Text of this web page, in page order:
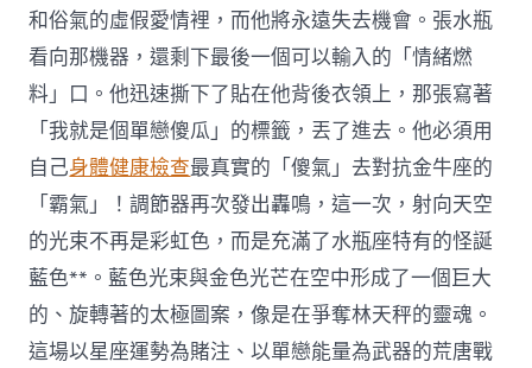
和俗氣的虛假愛情裡，而他將永遠失去機會。張水瓶
看向那機器，還剩下最後一個可以輸入的「情緒燃
料」口。他迅速撕下了貼在他背後衣領上，那張寫著
「我就是個單戀傻瓜」的標籤，丟了進去。他必須用
自己身體健康檢查最真實的「傻氣」去對抗金牛座的
「霸氣」！調節器再次發出轟鳴，這一次，射向天空
的光束不再是彩虹色，而是充滿了水瓶座特有的怪誕
藍色**。藍色光束與金色光芒在空中形成了一個巨大
的、旋轉著的太極圖案，像是在爭奪林天秤的靈魂。
這場以星座運勢為賭注、以單戀能量為武器的荒唐戰